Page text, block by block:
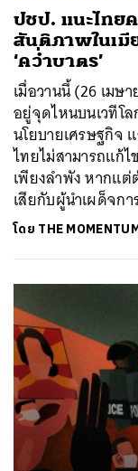
ปชป. แนะไทยค
สันติภาพในเมี
‘คว่ำบาตร’
เมื่อวานนี้ (26 เมษ
อยู่จุดไหนบนเวทีโ
นโยบายเศรษฐกิจ
ไทยไม่สามารถแก้
เพียงลำพัง หากแ
เสียกับผู้นำเผด็จกา
โดย THE